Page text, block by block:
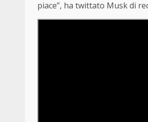
piace”, ha twittato Musk di